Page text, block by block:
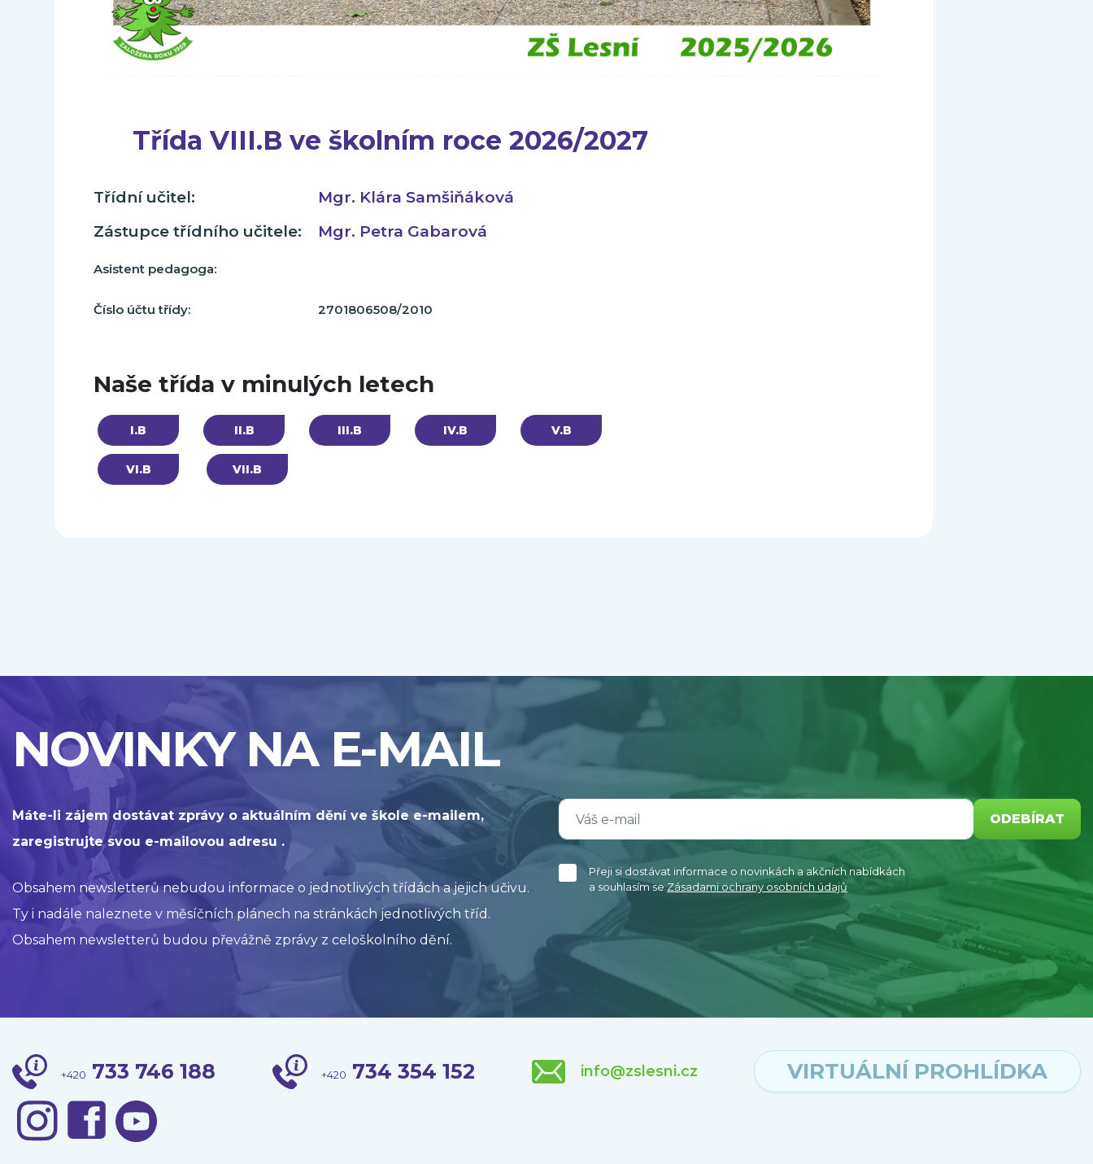
Třída VIII.B ve školním roce 2026/2027
Třídní učitel:
Mgr. Klára Samšiňáková
Zástupce třídního učitele:
Mgr. Petra Gabarová
Asistent pedagoga:
Číslo účtu třídy: 2701806508/2010
Naše třída v minulých letech
I.B II.B III.B IV.B V.B
VI.B VII.B
NOVINKY NA E-MAIL
Máte-li zájem dostávat zprávy o aktuálním dění ve škole e-mailem,
zaregistrujte svou e-mailovou adresu .
Obsahem newsletterů nebudou informace o jednotlivých třídách a jejich učivu.
Ty i nadále naleznete v měsíčních plánech na stránkách jednotlivých tříd.
Obsahem newsletterů budou převážně zprávy z celoškolního dění.
ODEBÍRAT
Přeji si dostávat informace o novinkách a akčních nabídkách
a souhlasím seZásadami ochrany osobních údajů
+420 733 746 188 +420 734 354 152 info@zslesni.cz VIRTUÁLNÍ PROHLÍDKA